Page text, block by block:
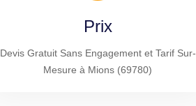
Prix
Devis Gratuit Sans Engagement et Tarif Sur-
Mesure à Mions (69780)